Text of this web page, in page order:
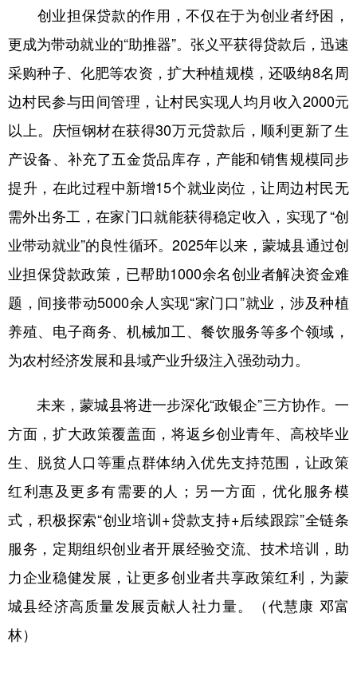
创业担保贷款的作用，不仅在于为创业者纾困，
更成为带动就业的“助推器”。张义平获得贷款后，迅速
采购种子、化肥等农资，扩大种植规模，还吸纳8名周
边村民参与田间管理，让村民实现人均月收入2000元
以上。庆恒钢材在获得30万元贷款后，顺利更新了生
产设备、补充了五金货品库存，产能和销售规模同步
提升，在此过程中新增15个就业岗位，让周边村民无
需外出务工，在家门口就能获得稳定收入，实现了“创
业带动就业”的良性循环。2025年以来，蒙城县通过创
业担保贷款政策，已帮助1000余名创业者解决资金难
题，间接带动5000余人实现“家门口”就业，涉及种植
养殖、电子商务、机械加工、餐饮服务等多个领域，
为农村经济发展和县域产业升级注入强劲动力。
未来，蒙城县将进一步深化“政银企”三方协作。一
方面，扩大政策覆盖面，将返乡创业青年、高校毕业
生、脱贫人口等重点群体纳入优先支持范围，让政策
红利惠及更多有需要的人；另一方面，优化服务模
式，积极探索“创业培训+贷款支持+后续跟踪”全链条
服务，定期组织创业者开展经验交流、技术培训，助
力企业稳健发展，让更多创业者共享政策红利，为蒙
城县经济高质量发展贡献人社力量。（代慧康 邓富
林）